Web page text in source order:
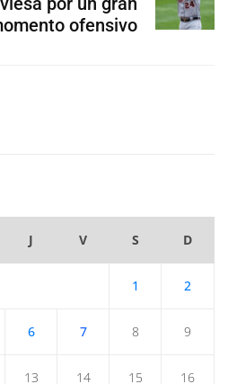
ofensivo
J V S D
1 2
6 7 8 9
13 14 15 16